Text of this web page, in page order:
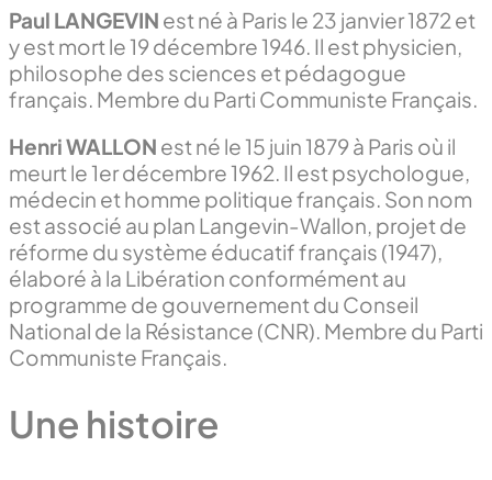
Paul LANGEVIN est né à Paris le 23 janvier 1872 et
y est mort le 19 décembre 1946. Il est physicien,
philosophe des sciences et pédagogue
français. Membre du Parti Communiste Français.
Henri WALLON est né le 15 juin 1879 à Paris où il
meurt le 1er décembre 1962. Il est psychologue,
médecin et homme politique français. Son nom
est associé au plan Langevin-Wallon, projet de
réforme du système éducatif français (1947),
élaboré à la Libération conformément au
programme de gouvernement du Conseil
National de la Résistance (CNR). Membre du Parti
Communiste Français.
Une histoire